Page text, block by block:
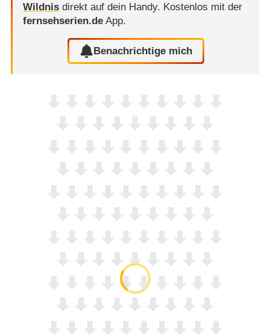
Wildnisdirekt auf dein Handy. Kostenlos mit der
fernsehserien.deApp.
Benachrichtige mich